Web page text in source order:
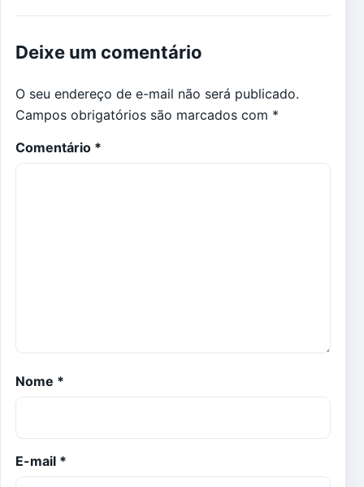
Deixe um comentário
O seu endereço de e-mail não será publicado.
Campos obrigatórios são marcados com *
Comentário *
Nome *
E-mail *